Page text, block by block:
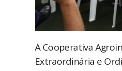
A Cooperativa
Extraordinária e